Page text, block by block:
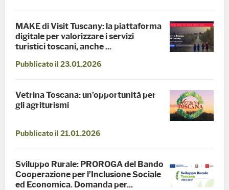
MAKE di Visit Tuscany: la piattaforma
digitale per valorizzare i servizi
turistici toscani, anche ...
Pubblicato il 23.01.2026
Vetrina Toscana: un’opportunità per
gli agriturismi
Pubblicato il 21.01.2026
Sviluppo Rurale: PROROGA del Bando
Cooperazione per l’Inclusione Sociale
ed Economica. Domanda per...